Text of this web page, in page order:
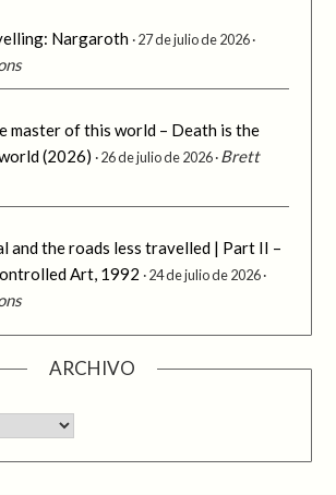
Nargaroth 27 de julio de 2026
master of this world – Death is the
(2026)
26 de julio de 2026 Brett
and the roads less travelled | Part II –
Art, 1992
24 de julio de 2026
ARCHIVO